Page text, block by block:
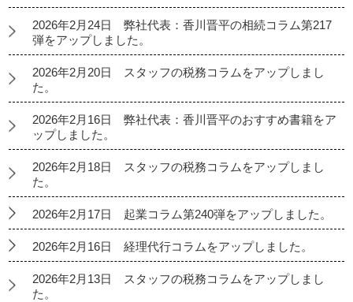
2026年2月24日 弊社代表：香川晋平の相続コラム第217
弾をアップしました。
2026年2月20日 スタッフの税務コラムをアップしまし
た。
2026年2月16日 弊社代表：香川晋平のおすすめ書籍をア
ップしました。
2026年2月18日 スタッフの税務コラムをアップしまし
た。
2026年2月17日 起業コラム第240弾をアップしました。
2026年2月16日 経理代行コラムをアップしました。
2026年2月13日 スタッフの税務コラムをアップしまし
た。